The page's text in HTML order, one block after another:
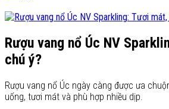
Rượu vang nổ Úc NV
chú ý?
Rượu vang nổ Úc ngày càng được ưa
uống, tươi mát và phù hợp nhiều dịp.